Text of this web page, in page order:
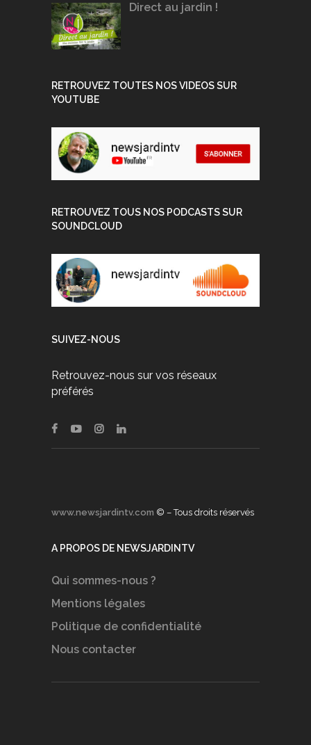
Direct au jardin !
RETROUVEZ TOUTES NOS VIDEOS SUR
YOUTUBE
RETROUVEZ TOUS NOS PODCASTS SUR
SOUNDCLOUD
SUIVEZ-NOUS
Retrouvez-nous sur vos réseaux
préférés
www.newsjardintv.com © – Tous droits réservés
A PROPOS DE NEWSJARDINTV
Qui sommes-nous ?
Mentions légales
Politique de confidentialité
Nous contacter